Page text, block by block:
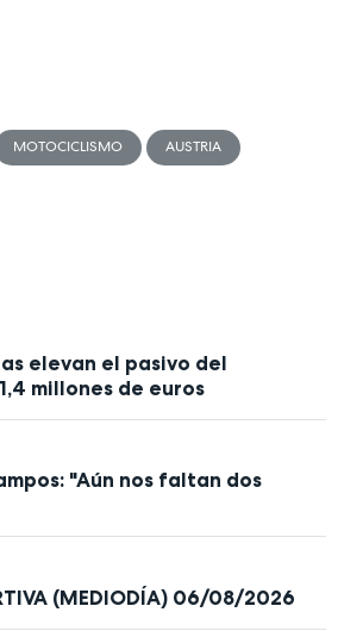
MOTOCICLISMO AUSTRIA
elevan el pasivo del
millones de euros
"Aún nos faltan dos
(MEDIODÍA) 06/08/2026